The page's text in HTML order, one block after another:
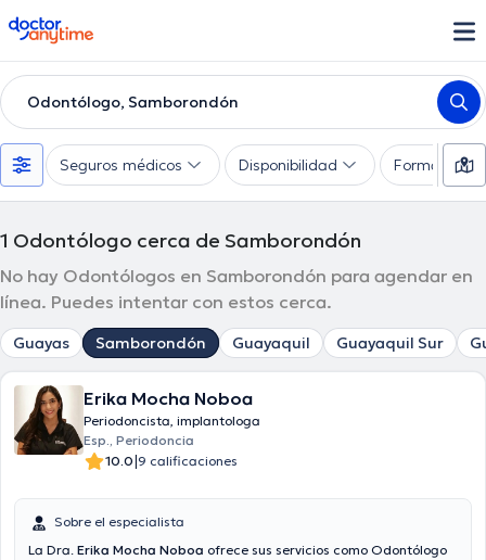
doctoranytime
Odontólogo, Samborondón
Seguros médicos Disponibilidad Formas de
1 Odontólogo cerca de Samborondón
No hay Odontólogos en Samborondón para agendar en
línea. Puedes intentar con estos cerca.
Guayas Samborondón Guayaquil Guayaquil Sur
Erika Mocha Noboa
Periodoncista, implantologa
Esp., Periodoncia
10.0|9 calificaciones
Sobre el especialista
La Dra. Erika Mocha Noboa ofrece sus servicios como Odontólogo